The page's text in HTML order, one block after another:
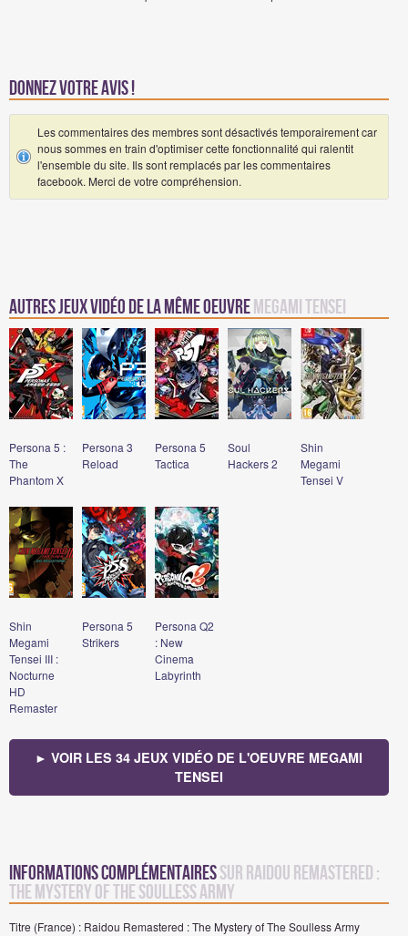
Donnez votre avis !
Les commentaires des membres sont désactivés temporairement car
nous sommes en train d'optimiser cette fonctionnalité qui ralentit
l'ensemble du site. Ils sont remplacés par les commentaires
facebook. Merci de votre compréhension.
Autres jeux vidéo de la même oeuvreMegami Tensei
Persona 5 :
The
Phantom X
Persona 3
Reload
Persona 5
Tactica
Soul
Hackers 2
Shin
Megami
Tensei V
Shin
Megami
Tensei III :
Nocturne
HD
Remaster
Persona 5
Strikers
Persona Q2
: New
Cinema
Labyrinth
► VOIR LES 34 JEUX VIDÉO DE L'OEUVRE MEGAMI
TENSEI
Informations complémentairessur Raidou Remastered :
The Mystery of The Soulless Army
Titre (France) : Raidou Remastered : The Mystery of The Soulless Army